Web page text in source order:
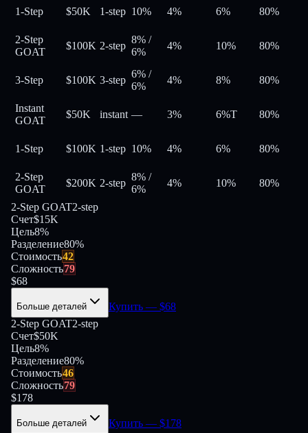
1-Step $50K 1-step 10% 4% 6% 80%
2-Step
GOAT
$100K 2-step
8% /
6%
4% 10% 80%
3-Step $100K 3-step
6% /
6%
4% 8% 80%
Instant
GOAT
$50K instant — 3% 6%T 80%
1-Step $100K 1-step 10% 4% 6% 80%
2-Step
GOAT
$200K 2-step
8% /
6%
4% 10% 80%
2-Step GOAT2-step
Счет$15K
Цель8%
Разделение80%
Стоимость42
Сложность79
$68
Больше деталей Купить — $68
2-Step GOAT2-step
Счет$50K
Цель8%
Разделение80%
Стоимость46
Сложность79
$178
Больше деталей Купить — $178